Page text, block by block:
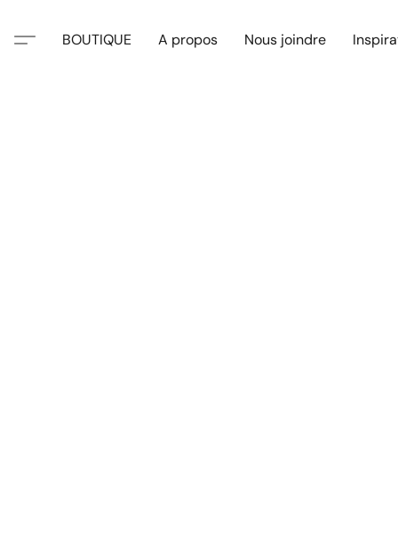
BOUTIQUE A propos Nous joindre